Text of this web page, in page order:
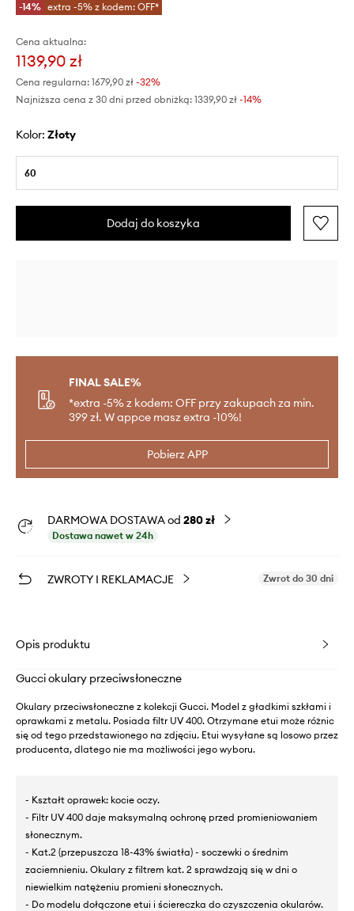
-14% extra -5% z kodem: OFF*
Cena aktualna:
1139,90 zł
Cena regularna: 1679,90 zł -32%
Najniższa cena z 30 dni przed obniżką: 1339,90 zł -14%
Kolor: złoty
60
Dodaj do koszyka
FINAL SALE%
*extra -5% z kodem: OFF przy zakupach za min.
399 zł. W appce masz extra -10%!
Pobierz APP
DARMOWA DOSTAWA od 280 zł
Dostawa nawet w 24h
ZWROTY I REKLAMACJE Zwrot do 30 dni
Opis produktu
Gucci okulary przeciwsłoneczne
Okulary przeciwsłoneczne z kolekcji Gucci. Model z gładkimi szkłami i
oprawkami z metalu. Posiada filtr UV 400. Otrzymane etui może różnic
się od tego przedstawionego na zdjęciu. Etui wysyłane są losowo przez
producenta, dlatego nie ma możliwości jego wyboru.
- Kształt oprawek: kocie oczy.
- Filtr UV 400 daje maksymalną ochronę przed promieniowaniem
słonecznym.
- Kat.2 (przepuszcza 18-43% światła) - soczewki o średnim
zaciemnieniu. Okulary z filtrem kat. 2 sprawdzają się w dni o
niewielkim natężeniu promieni słonecznych.
- Do modelu dołączone etui i ściereczka do czyszczenia okularów.